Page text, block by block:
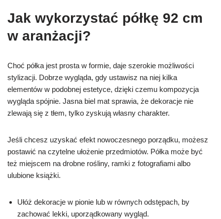
Jak wykorzystać półkę 92 cm
w aranżacji?
Choć półka jest prosta w formie, daje szerokie możliwości
stylizacji. Dobrze wygląda, gdy ustawisz na niej kilka
elementów w podobnej estetyce, dzięki czemu kompozycja
wygląda spójnie. Jasna biel mat sprawia, że dekoracje nie
zlewają się z tłem, tylko zyskują własny charakter.
Jeśli chcesz uzyskać efekt nowoczesnego porządku, możesz
postawić na czytelne ułożenie przedmiotów. Półka może być
też miejscem na drobne rośliny, ramki z fotografiami albo
ulubione książki.
Ułóż dekoracje w pionie lub w równych odstępach, by
zachować lekki, uporządkowany wygląd.